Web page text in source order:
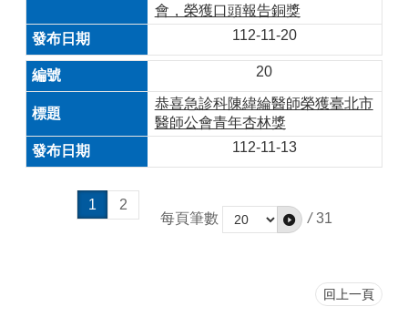
會，榮獲口頭報告銅獎
112-11-20
20
恭喜急診科陳緯綸醫師榮獲臺北市
醫師公會青年杏林獎
112-11-13
1
2
每頁筆數
/ 31
回上一頁